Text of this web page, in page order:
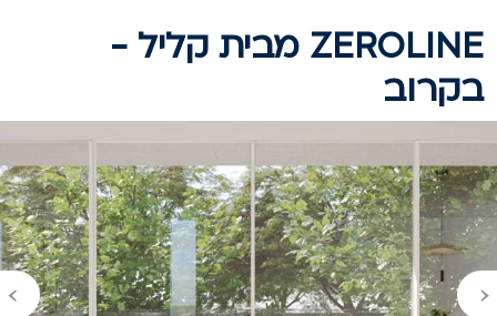
ZEROLINE מבית קליל -
›